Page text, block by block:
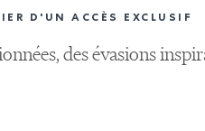
D'UN ACCÈS EXCLUSIF
des évasions